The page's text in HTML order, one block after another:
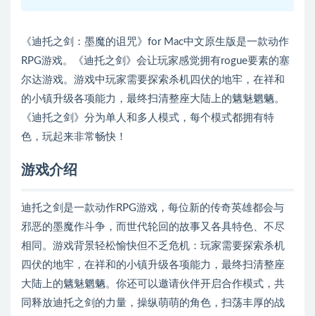
《迪托之剑：墨魔的诅咒》for Mac中文原生版是一款动作
RPG游戏。《迪托之剑》会让玩家感觉拥有rogue要素的塞
尔达游戏。游戏中玩家需要探索杀机四伏的地牢，在祥和
的小镇升级各项能力，最终扫清整座大陆上的魑魅魍魉。
《迪托之剑》分为单人和多人模式，每个模式都拥有特
色，玩起来非常畅快！
游戏介绍
迪托之剑是一款动作RPG游戏，每位新的传奇英雄都会与
邪恶的墨魔作斗争，而世代轮回的故事又各具特色、不尽
相同。游戏背景轻松愉快但不乏危机：玩家需要探索杀机
四伏的地牢，在祥和的小镇升级各项能力，最终扫清整座
大陆上的魑魅魍魉。你还可以邀请伙伴开启合作模式，共
同释放迪托之剑的力量，操纵萌萌的角色，扫荡丰厚的战